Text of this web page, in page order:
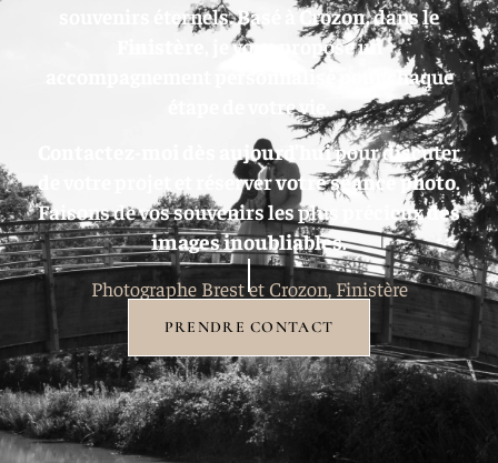
souvenirs éternels. Basé àCrozon, dans le
Finistère
, je vous propose un
accompagnement personnalisé pour chaque
étape de votre vie.
Contactez-moi dès aujourd’huipour discuter
de votre projet et réservervotre séance photo.
Faisons de vos souvenirs les plus précieuxdes
images inoubliables.
Photographe Brest et Crozon, Finistère
PRENDRE CONTACT